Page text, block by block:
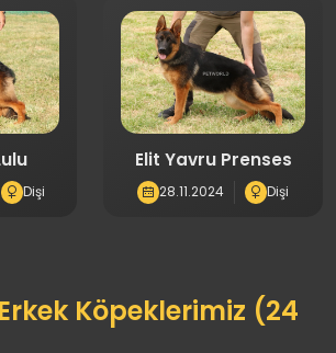
Dişi
Elit Yavru Prenses
28.11.2024 Dişi
Köpeklerimiz (24